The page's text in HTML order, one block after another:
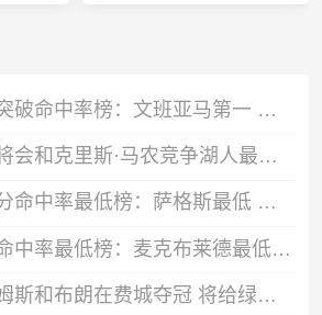
上赛季季后赛突破命中率榜：文班亚马第一 莫布里第二
美记：布朗尼将会和克里斯·马农竞争湖人最后一个轮换位置
上季季后赛三分命中率最低榜：萨格斯最低 福克斯第6低 哈登第8低
上赛季季后赛命中率最低榜：麦克布莱德最低 哈登第8低
帕金斯：若詹姆斯和布朗在费城夺冠 将给绿军留下一个永久的污点